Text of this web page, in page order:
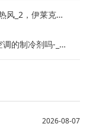
不凉是不是要加制冷剂...
克斯氟利昂的储存方式
2026-08-07